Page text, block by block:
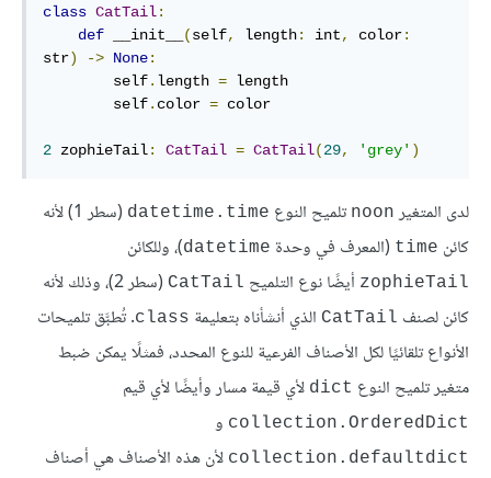
class CatTail:
def __init__ (self, length: int, color:
str) -> None:
        self
. length = length
        self
. color = color
2 zophieTail: CatTail = CatTail(29, 'grey' )
لدى المتغير noon تلميح النوع datetime.time
(سطر 1) لأنه
كائن time (المعرف في وحدة datetime)، وللكائن
zophieTail أيضًا نوع التلميح CatTail
(سطر 2)، وذلك لأنه
كائن لصنف CatTail الذي أنشأناه بتعليمة class. تُطبَّق تلميحات
الأنواع تلقائيًا لكل الأصناف الفرعية للنوع المحدد، فمثلًا يمكن ضبط
متغير تلميح النوع dict لأي قيمة مسار وأيضًا لأي قيم
collection.OrderedDict و
collection.defaultdict لأن هذه الأصناف هي أصناف